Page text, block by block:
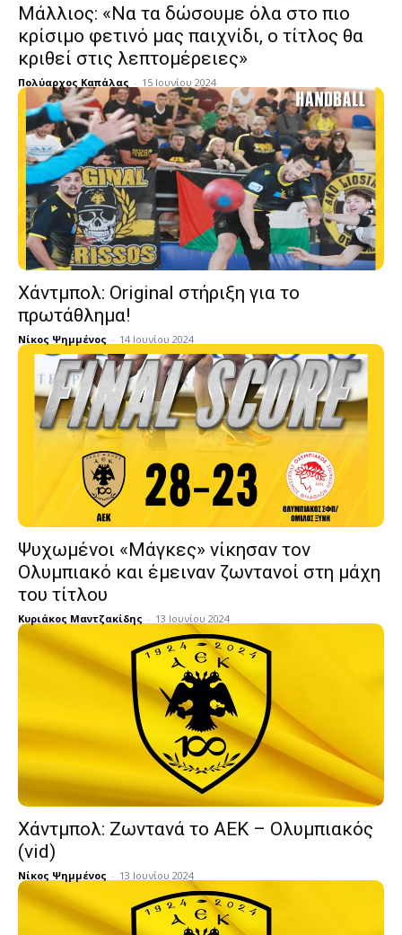
Μάλλιος: «Να τα δώσουμε όλα στο πιο
κρίσιμο φετινό μας παιχνίδι, ο τίτλος θα
κριθεί στις λεπτομέρειες»
Πολύαρχος Καπάλας - 15 Ιουνίου 2024
Χάντμπολ: Original στήριξη για το
πρωτάθλημα!
Νίκος Ψημμένος - 14 Ιουνίου 2024
Ψυχωμένοι «Μάγκες» νίκησαν τον
Ολυμπιακό και έμειναν ζωντανοί στη μάχη
του τίτλου
Κυριάκος Μαντζακίδης - 13 Ιουνίου 2024
Χάντμπολ: Ζωντανά το ΑΕΚ – Ολυμπιακός
(vid)
Νίκος Ψημμένος - 13 Ιουνίου 2024